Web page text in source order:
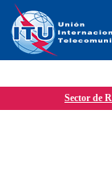
Sector de